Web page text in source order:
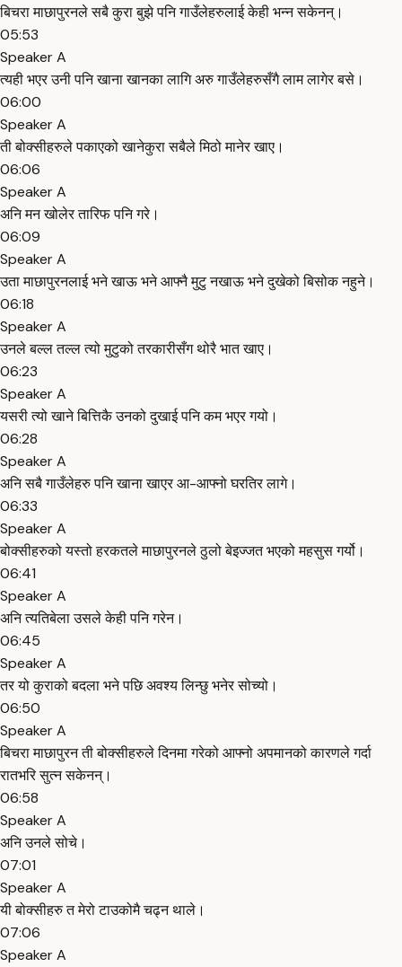
बिचरा माछापुरनले सबै कुरा बुझे पनि गाउँलेहरुलाई केही भन्न सकेनन्।
05:53
Speaker A
त्यही भएर उनी पनि खाना खानका लागि अरु गाउँलेहरुसँगै लाम लागेर बसे।
06:00
Speaker A
ती बोक्सीहरुले पकाएको खानेकुरा सबैले मिठो मानेर खाए।
06:06
Speaker A
अनि मन खोलेर तारिफ पनि गरे।
06:09
Speaker A
उता माछापुरनलाई भने खाऊ भने आफ्नै मुटु नखाऊ भने दुखेको बिसोक नहुने।
06:18
Speaker A
उनले बल्ल तल्ल त्यो मुटुको तरकारीसँग थोरै भात खाए।
06:23
Speaker A
यसरी त्यो खाने बित्तिकै उनको दुखाई पनि कम भएर गयो।
06:28
Speaker A
अनि सबै गाउँलेहरु पनि खाना खाएर आ-आफ्नो घरतिर लागे।
06:33
Speaker A
बोक्सीहरुको यस्तो हरकतले माछापुरनले ठुलो बेइज्जत भएको महसुस गर्यो।
06:41
Speaker A
अनि त्यतिबेला उसले केही पनि गरेन।
06:45
Speaker A
तर यो कुराको बदला भने पछि अवश्य लिन्छु भनेर सोच्यो।
06:50
Speaker A
बिचरा माछापुरन ती बोक्सीहरुले दिनमा गरेको आफ्नो अपमानको कारणले गर्दा
रातभरि सुत्न सकेनन्।
06:58
Speaker A
अनि उनले सोचे।
07:01
Speaker A
यी बोक्सीहरु त मेरो टाउकोमै चढ्न थाले।
07:06
Speaker A